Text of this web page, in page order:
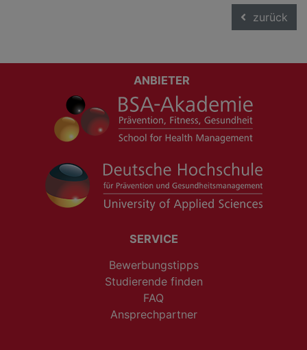
zurück
ANBIETER
SERVICE
Bewerbungstipps
Studierende finden
FAQ
Ansprechpartner